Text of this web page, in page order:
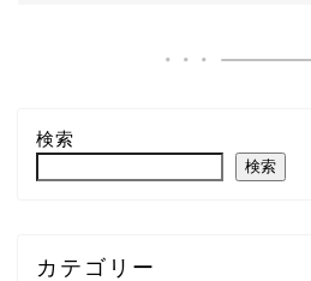
検索
検索
カテゴリー